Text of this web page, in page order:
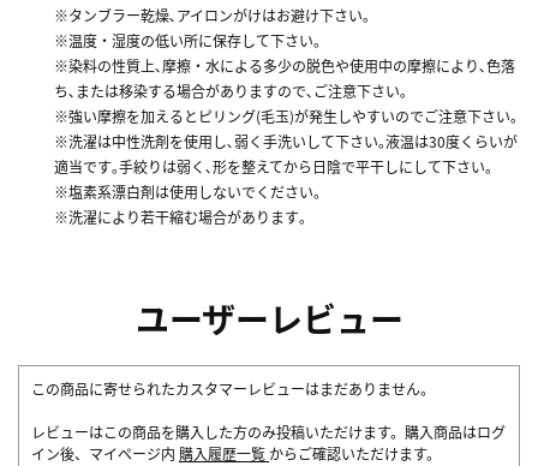
※タンブラー乾燥､アイロンがけはお避け下さい｡
※温度・湿度の低い所に保存して下さい｡
※染料の性質上､摩擦・水による多少の脱色や使用中の摩擦により､色落
ち､または移染する場合がありますので､ご注意下さい｡
※強い摩擦を加えるとピリング(毛玉)が発生しやすいのでご注意下さい｡
※洗濯は中性洗剤を使用し､弱く手洗いして下さい｡液温は30度くらいが
適当です｡手絞りは弱く､形を整えてから日陰で平干しにして下さい｡
※塩素系漂白剤は使用しないでください。
※洗濯により若干縮む場合があります｡
ユーザーレビュー
この商品に寄せられたカスタマーレビューはまだありません。
レビューはこの商品を購入した方のみ投稿いただけます。購入商品はログ
イン後、マイページ内 購入履歴一覧 からご確認いただけます。